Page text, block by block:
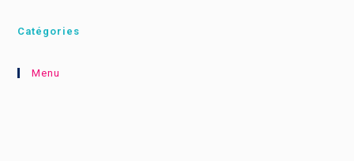
Catégories
Menu